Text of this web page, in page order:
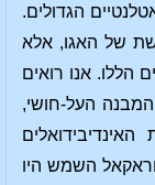
הגדולים.
של האגו, אלא
הללו. אנו רואים
העל-חושי,
השמש היו